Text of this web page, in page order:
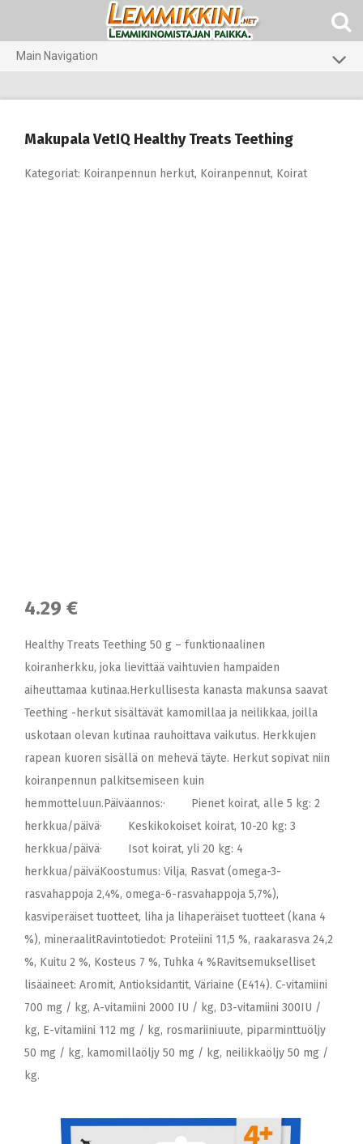
Main Navigation
Pieneläimet
Makupala VetIQ Healthy Treats Teething
Kategoriat: Koiranpennun herkut, Koiranpennut, Koirat
4.29 €
Healthy Treats Teething 50 g – funktionaalinen
koiranherkku, joka lievittää vaihtuvien hampaiden
aiheuttamaa kutinaa.Herkullisesta kanasta makunsa saavat
Teething -herkut sisältävät kamomillaa ja neilikkaa, joilla
uskotaan olevan kutinaa rauhoittava vaikutus. Herkkujen
rapean kuoren sisällä on mehevä täyte. Herkut sopivat niin
koiranpennun palkitsemiseen kuin
hemmotteluun.Päiväannos:· Pienet koirat, alle 5 kg: 2
herkkua/päivä· Keskikokoiset koirat, 10-20 kg: 3
herkkua/päivä· Isot koirat, yli 20 kg: 4
herkkua/päiväKoostumus: Vilja, Rasvat (omega-3-
rasvahappoja 2,4%, omega-6-rasvahappoja 5,7%),
kasviperäiset tuotteet, liha ja lihaperäiset tuotteet (kana 4
%), mineraalitRavintotiedot: Proteiini 11,5 %, raakarasva 24,2
%, Kuitu 2 %, Kosteus 7 %, Tuhka 4 %Ravitsemukselliset
lisäaineet: Aromit, Antioksidantit, Väriaine (E414). C-vitamiini
700 mg / kg, A-vitamiini 2000 IU / kg, D3-vitamiini 300IU /
kg, E-vitamiini 112 mg / kg, rosmariiniuute, piparminttuöljy
50 mg / kg, kamomillaöljy 50 mg / kg, neilikkaöljy 50 mg /
kg.